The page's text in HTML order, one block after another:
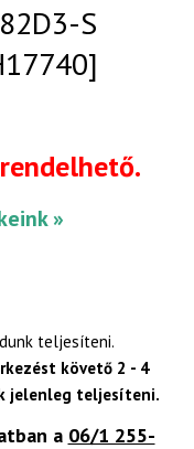
S
»
teljesíteni.
követő 2 - 4
jelenleg teljesíteni.
a 06/1 255-